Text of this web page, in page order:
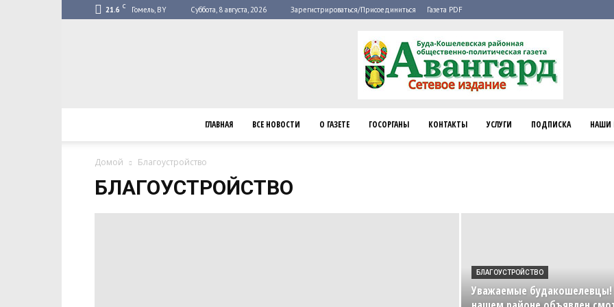
21.6 C Гомель, BY Суббота, 8 августа, 2026 Зарегистрироваться/Присоединиться Газета PDF
ГЛАВНАЯ ВСЕ НОВОСТИ О ГАЗЕТЕ ГОСОРГАНЫ КОНТАКТЫ УСЛУГИ ПОДПИСКА НАШИ
Домой Благоустройство
БЛАГОУСТРОЙСТВО
БЛАГОУСТРОЙСТВО
Уважаемые будакошелевцы!